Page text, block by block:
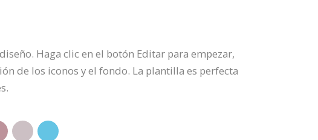
Haga clic en el botón Editar para empezar,
de los iconos y el fondo. La plantilla es perfecta